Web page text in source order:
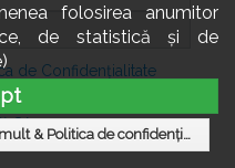
folosirea anumitor
de statistică și de
Citește mai mult & Politica de confidențialitate
de Confidențialitate
de
SA